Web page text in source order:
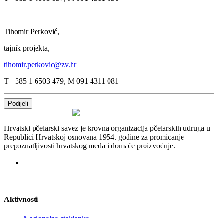
Tihomir Perković,
tajnik projekta,
tihomir.perkovic@zv.hr
T +385 1 6503 479, M 091 4311 081
Podijeli
Hrvatski pčelarski savez je krovna organizacija pčelarskih udruga u
Republici Hrvatskoj osnovana 1954. godine za promicanje
prepoznatljivosti hrvatskog meda i domaće proizvodnje.
Aktivnosti